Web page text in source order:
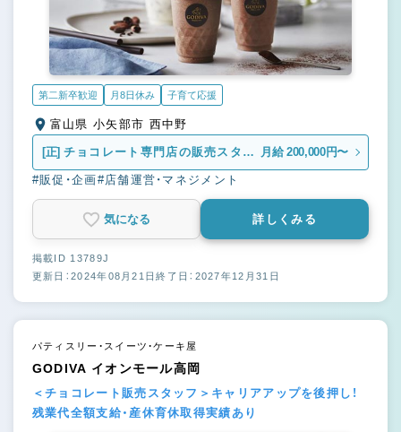
第二新卒歓迎 月8日休み 子育て応援
富山県 小矢部市 西中野
[正] チョコレート専門店の販売スタッ
フ
月給 200,000円〜
#販促・企画#店舗運営・マネジメント
気になる 詳しくみる
掲載ID 13789J
更新日：2024年08月21日終了日：2027年12月31日
パティスリー・スイーツ・ケーキ屋
GODIVA イオンモール高岡
＜チョコレート販売スタッフ＞キャリアアップを後押し！
残業代全額支給・産休育休取得実績あり